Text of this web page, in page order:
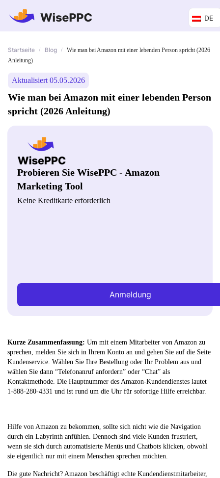
DE
Startseite / Blog /
Wie man bei Amazon mit einer lebenden Person spricht (2026
Anleitung)
Aktualisiert 05.05.2026
Wie man bei Amazon mit einer lebenden Person
spricht (2026 Anleitung)
Probieren Sie WisePPC - Amazon
Marketing Tool
Keine Kreditkarte erforderlich
Anmeldung
Kurze Zusammenfassung: Um mit einem Mitarbeiter von Amazon zu
sprechen, melden Sie sich in Ihrem Konto an und gehen Sie auf die Seite
Kundenservice. Wählen Sie Ihre Bestellung oder Ihr Problem aus und
wählen Sie dann “Telefonanruf anfordern” oder “Chat” als
Kontaktmethode. Die Hauptnummer des Amazon-Kundendienstes lautet
1-888-280-4331 und ist rund um die Uhr für sofortige Hilfe erreichbar.
Hilfe von Amazon zu bekommen, sollte sich nicht wie die Navigation
durch ein Labyrinth anfühlen. Dennoch sind viele Kunden frustriert,
wenn sie sich durch automatisierte Menüs und Chatbots klicken, obwohl
sie eigentlich nur mit einem Menschen sprechen möchten.
Die gute Nachricht? Amazon beschäftigt echte Kundendienstmitarbeiter,